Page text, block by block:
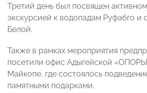
Третий день был посвящен
экскурсией к водопадам Руфабго и
Белой.
Также в рамках мероприятия
посетили офис Адыгейской
Майкопе, где состоялось
памятными подарками.